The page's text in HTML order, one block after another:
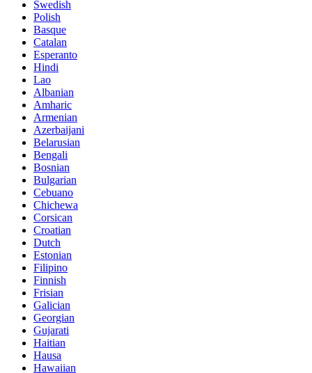
Swedish
Polish
Basque
Catalan
Esperanto
Hindi
Lao
Albanian
Amharic
Armenian
Azerbaijani
Belarusian
Bengali
Bosnian
Bulgarian
Cebuano
Chichewa
Corsican
Croatian
Dutch
Estonian
Filipino
Finnish
Frisian
Galician
Georgian
Gujarati
Haitian
Hausa
Hawaiian